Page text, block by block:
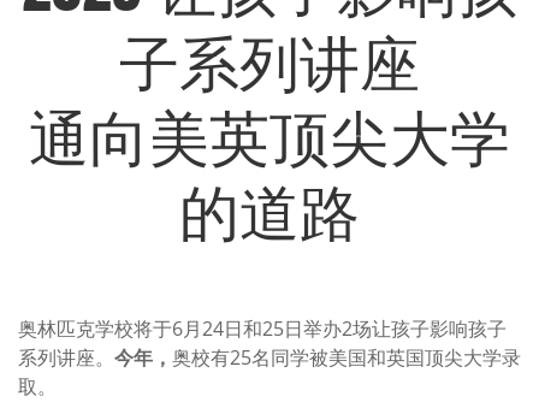
子系列讲座
通向美英顶尖大学
的道路
奥林匹克学校将于6月24日和25日举办2场让孩子影响孩子
系列讲座。 今年， 奥校有25名同学被美国和英国顶尖大学录
取。